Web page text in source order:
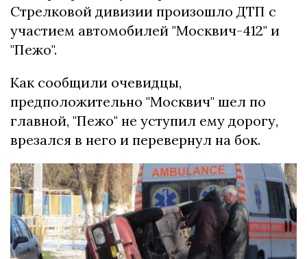
Стрелковой дивизии произошло ДТП с
участием автомобилей "Москвич-412" и
"Пежо".
Как сообщили очевидцы,
предположительно "Москвич" шел по
главной, "Пежо" не уступил ему дорогу,
врезался в него и перевернул на бок.